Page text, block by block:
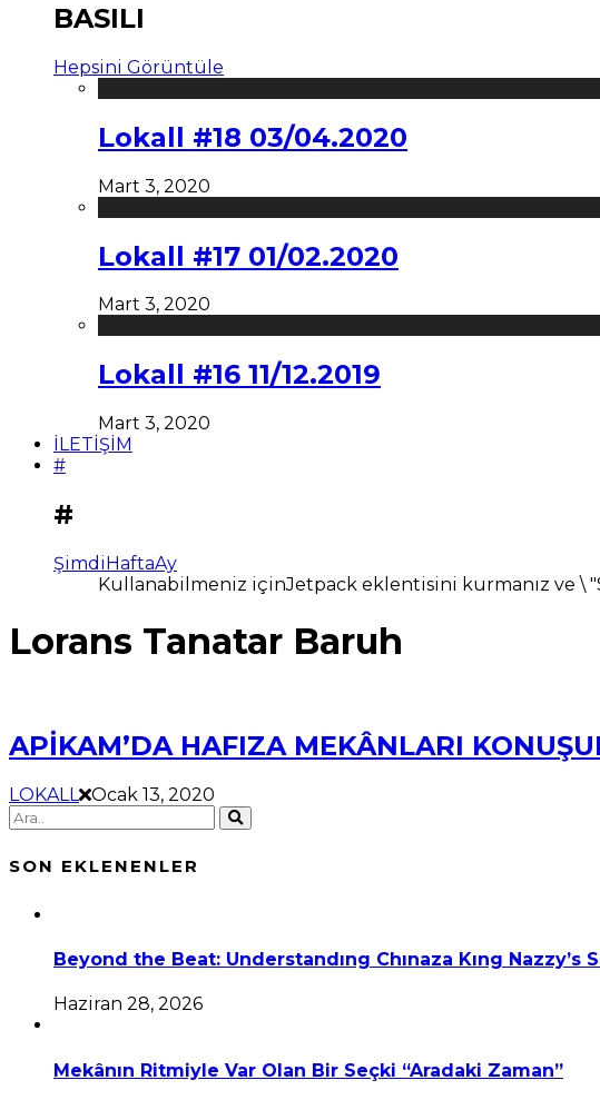
BASILI
Hepsini Görüntüle
Lokall #18 03/04.2020
Mart 3, 2020
Lokall #17 01/02.2020
Mart 3, 2020
Lokall #16 11/12.2019
Mart 3, 2020
İLETİŞİM
#
#
ŞimdiHaftaAy
Kullanabilmeniz içinJetpack eklentisini kurmanız ve
Lorans Tanatar Baruh
APİKAM’DA HAFIZA MEKÂNLARI
LOKALL Ocak 13, 2020
SON EKLENENLER
Beyond the Beat: Understandıng Chınaza Kıng
Haziran 28, 2026
Mekânın Ritmiyle Var Olan Bir Seçki “Aradaki Zaman”